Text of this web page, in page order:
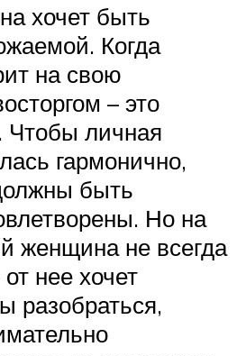
хочет быть
Когда
на свою
– это
Чтобы личная
гармонично,
быть
Но на
женщина не всегда
нее хочет
разобраться,